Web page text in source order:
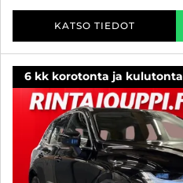
KATSO TIEDOT
6 kk korotonta ja kulutonta